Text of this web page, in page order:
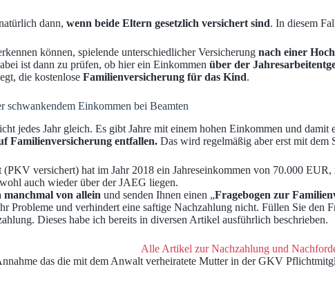
dann, wenn beide Eltern gesetzlich versichert sind. In diesem
können, spielende unterschiedlicher Versicherung nach einer
ist dann zu prüfen, ob hier ein Einkommen über der
die kostenlose Familienversicherung für das Kind.
schwankendem Einkommen bei Beamten
jedes Jahr gleich. Es gibt Jahre mit einem hohen Einkommen und
Familienversicherung entfallen. Das wird regelmäßig aber erst mit dem
versichert) hat im Jahr 2018 ein Jahreseinkommen von 70.000
auch wieder über der JAEG liegen.
manchmal von allein und senden Ihnen einen „Fragebogen zur
Probleme und verhindert eine saftige Nachzahlung nicht. Füllen Sie
Dieses habe ich bereits in diversen Artikel ausführlich beschrieben.
Alle Artikel zur Nachzahlung und
das die mit dem Anwalt verheiratete Mutter in der GKV